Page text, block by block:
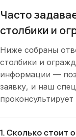
Часто
столбики и
Ниже собраны
столбики и
информации —
заявку, и наш
проконсультирует
1. Сколько стоит